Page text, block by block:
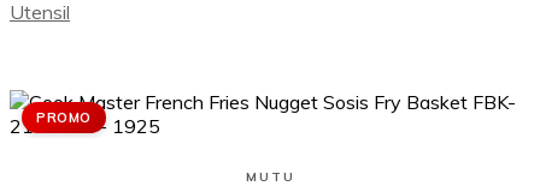
Utensil
PROMO
Lihat Produk
MUTU